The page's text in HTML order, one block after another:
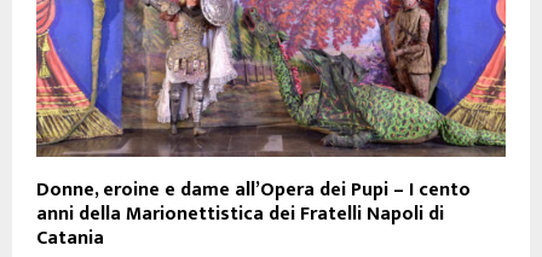
Donne, eroine e dame all’Opera dei Pupi – I cento
anni della Marionettistica dei Fratelli Napoli di
Catania